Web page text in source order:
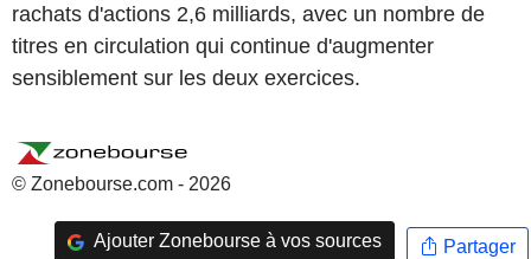
rachats d'actions 2,6 milliards, avec un nombre de
titres en circulation qui continue d'augmenter
sensiblement sur les deux exercices.
© Zonebourse.com - 2026
Ajouter Zonebourse à vos sources Partager